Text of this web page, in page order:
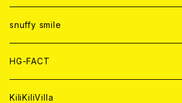
ANALOG
ANALOG
CD
ANALOG
CD
ANALOG
WORLD
CD
ANALOG
snuffy smile
HG-FACT
KiliKiliVilla